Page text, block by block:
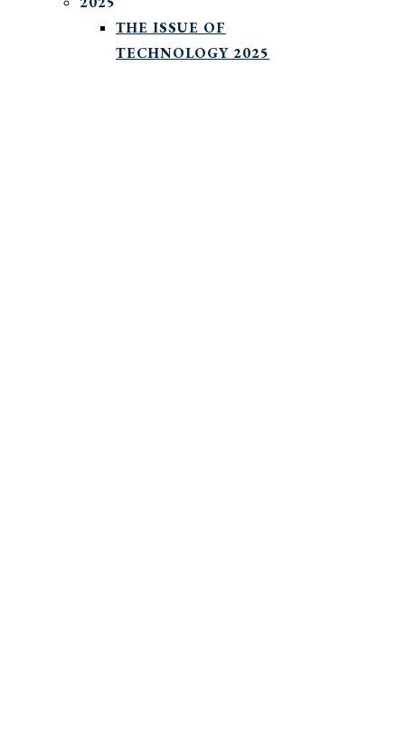
THE ISSUE OF
TECHNOLOGY 2025